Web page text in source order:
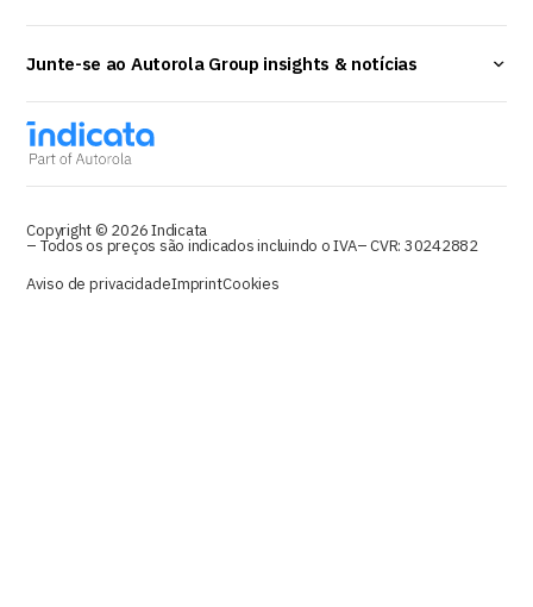
Junte-se ao Autorola Group insights & notícias
Copyright © 2026 Indicata
– Todos os preços são indicados incluindo o IVA– CVR: 30242882
Aviso de privacidadeImprintCookies